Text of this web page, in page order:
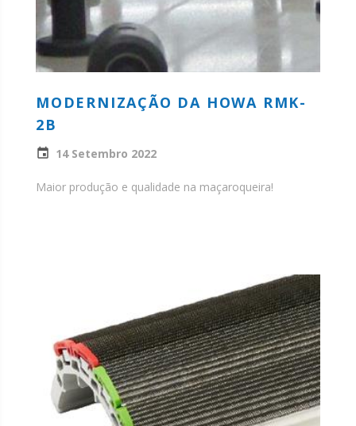
MODERNIZAÇÃO DA HOWA RMK-
2B
14 Setembro 2022
Maior produção e qualidade na maçaroqueira!